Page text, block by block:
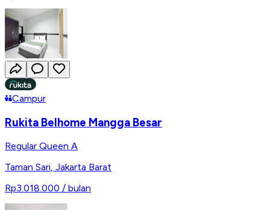
Campur
Rukita Belhome Mangga Besar
Regular Queen A
Taman Sari, Jakarta Barat
Rp3.018.000 / bulan